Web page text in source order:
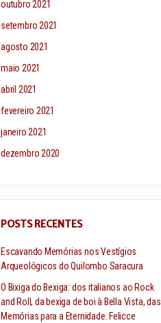
outubro 2021
setembro 2021
agosto 2021
maio 2021
abril 2021
fevereiro 2021
janeiro 2021
dezembro 2020
POSTS RECENTES
Escavando Memórias nos Vestígios
Arqueológicos do Quilombo Saracura
O Bixiga do Bexiga: dos italianos ao Rock
and Roll, da bexiga de boi à Bella Vista, das
Memórias para a Eternidade. Felicce